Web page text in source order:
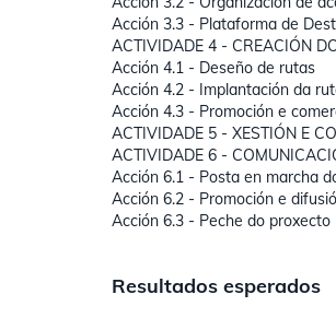
Acción 3.3 - Plataforma de
ACTIVIDADE 4 - CREACIÓN
Acción 4.1 - Deseño de rutas
Acción 4.2 - Implantación da
Acción 4.3 - Promoción e
ACTIVIDADE 5 - XESTIÓN E
ACTIVIDADE 6 -
Acción 6.1 - Posta en marcha
Acción 6.2 - Promoción e
Acción 6.3 - Peche do proxecto
Resultados esperados